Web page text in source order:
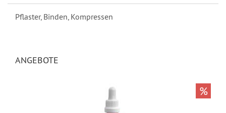
Pflaster, Binden, Kompressen
ANGEBOTE
%